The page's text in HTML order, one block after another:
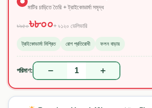
মাটির চাড়িতে তৈরি + ট্রাইকোডার্মা সমৃদ্ধ
৳৯৫০৳৮০০+ ৳১২০ ডেলিভারি
ট্রাইকোডার্মা মিশ্রিত রোগ প্রতিরোধী ফলন বাড়ায়
পরিমাণ: − 1 +